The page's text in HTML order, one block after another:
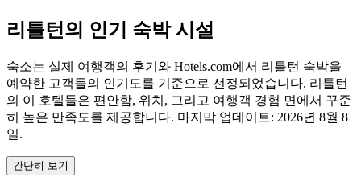
리틀턴의 인기 숙박 시설
숙소는 실제 여행객의 후기와 Hotels.com에서 리틀턴 숙박을
예약한 고객들의 인기도를 기준으로 선정되었습니다. 리틀턴
의 이 호텔들은 편안함, 위치, 그리고 여행객 경험 면에서 꾸준
히 높은 만족도를 제공합니다. 마지막 업데이트: 2026년 8월 8
일.
간단히 보기